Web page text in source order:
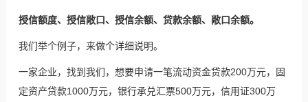
授信额度、授信敞口、 授信余额、贷款余额、敞口余额。
我们举个例子，来做个详细说明。
一家企业，找到我们，想要申请一笔流动资金贷款200万元，固
定资产贷款1000万元，银行承兑汇票500万元，信用证300万